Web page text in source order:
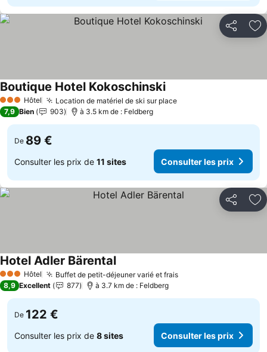
Partager
3 ÉtoilesHôtel Location de matériel de ski sur placeConsulter les prix
Boutique Hotel KokoschinskiConsulter les prix
7,9 Bien 903 à 3.5 km de : Feldberg
De 89 €
Consulter les prix de 11 sites Consulter les prix
Partager
3 ÉtoilesHôtel Buffet de petit-déjeuner varié et fraisConsulter les prix
Hotel Adler BärentalConsulter les prix
8,9 Excellent 877 à 3.7 km de : Feldberg
De 122 €
Consulter les prix de 8 sites Consulter les prix